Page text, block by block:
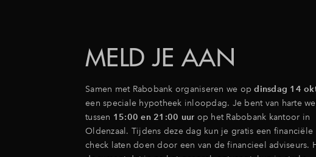
MELD JE AAN
Samen met Rabobank organiseren we opdinsdag 14
een speciale hypotheek inloopdag. Je bent van harte
tussen 15:00 en 21:00 uur op het Rabobank kantoor in
Oldenzaal. Tijdens deze dag kun je gratis een financiële
check laten doen door een van de financieel adviseurs.